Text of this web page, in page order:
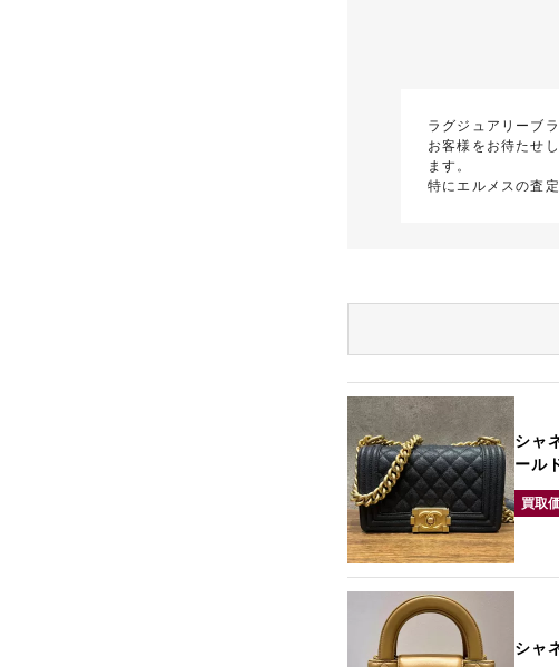
ラグジュアリーブ
お客様をお待たせ
ます。
特にエルメスの査
シャ
ール
買取
シャ